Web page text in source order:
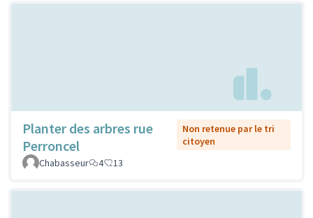
Planter des arbres rue
Perroncel
Non retenue par le tri
citoyen
Chabasseur
4 13